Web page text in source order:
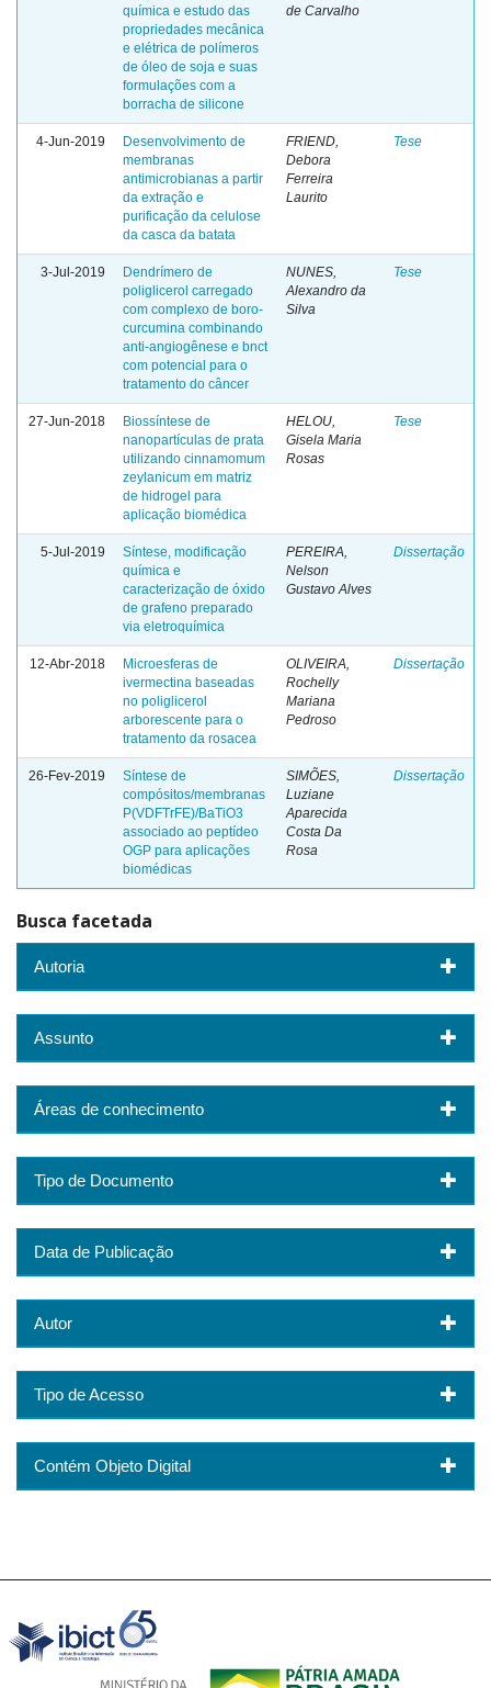
química e estudo das
propriedades mecânica
e elétrica de polímeros
de óleo de soja e suas
formulações com a
borracha de silicone
de Carvalho
4-Jun-2019
Desenvolvimento de
membranas
antimicrobianas a partir
da extração e
purificação da celulose
da casca da batata
FRIEND,
Debora
Ferreira
Laurito
Tese
3-Jul-2019
Dendrímero de
poliglicerol carregado
com complexo de boro-
curcumina combinando
anti-angiogênese e bnct
com potencial para o
tratamento do câncer
NUNES,
Alexandro da
Silva
Tese
27-Jun-2018
Biossíntese de
nanopartículas de prata
utilizando cinnamomum
zeylanicum em matriz
de hidrogel para
aplicação biomédica
HELOU,
Gisela Maria
Rosas
Tese
5-Jul-2019
Síntese, modificação
química e
caracterização de óxido
de grafeno preparado
via eletroquímica
PEREIRA,
Nelson
Gustavo Alves
Dissertação
12-Abr-2018
Microesferas de
ivermectina baseadas
no poliglicerol
arborescente para o
tratamento da rosacea
OLIVEIRA,
Rochelly
Mariana
Pedroso
Dissertação
26-Fev-2019
Síntese de
compósitos/membranas
P(VDFTrFE)/BaTiO3
associado ao peptídeo
OGP para aplicações
biomédicas
SIMÕES,
Luziane
Aparecida
Costa Da
Rosa
Dissertação
Busca facetada
Autoria
Assunto
Áreas de conhecimento
Tipo de Documento
Data de Publicação
Autor
Tipo de Acesso
Contém Objeto Digital